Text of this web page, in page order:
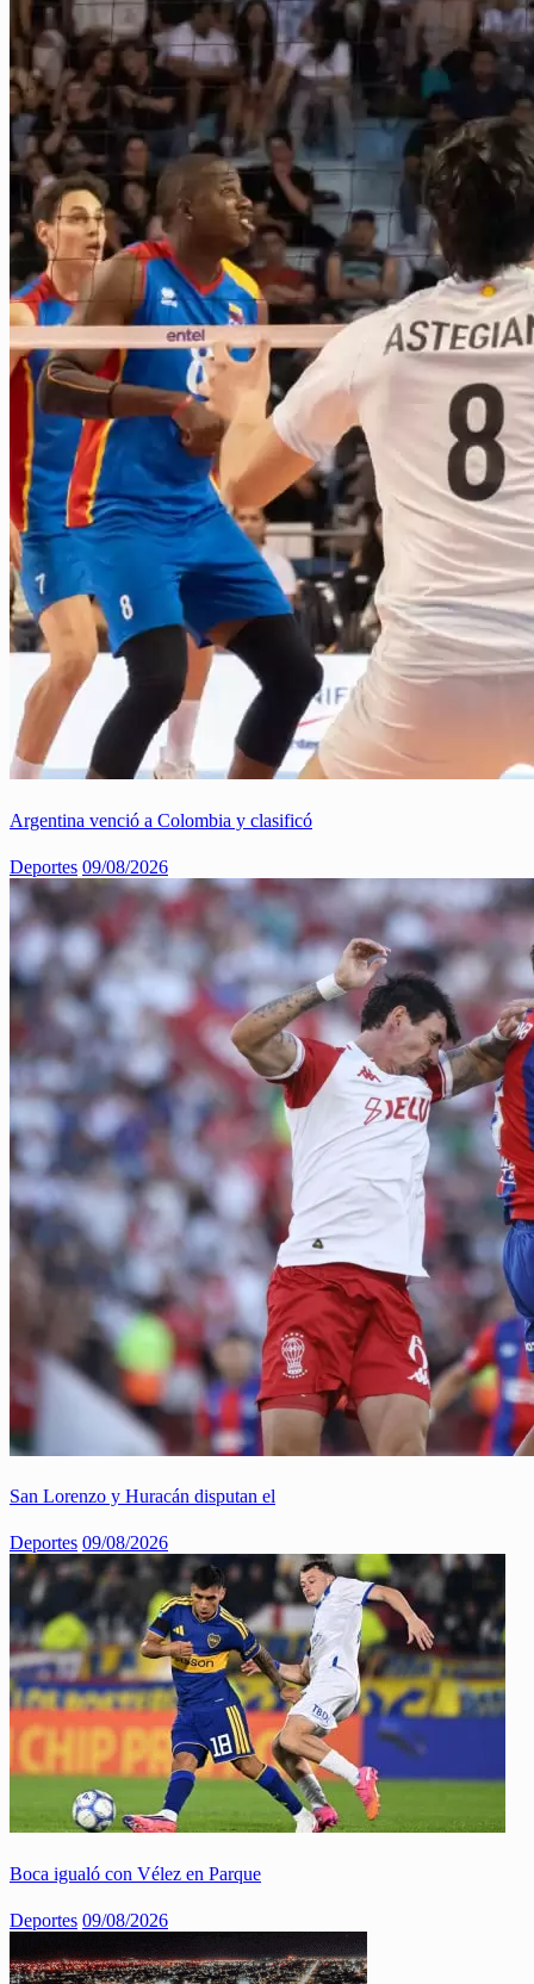
Argentina venció a Colombia y clasificó
Deportes 09/08/2026
San Lorenzo y Huracán disputan el
Deportes 09/08/2026
Boca igualó con Vélez en Parque
Deportes 09/08/2026